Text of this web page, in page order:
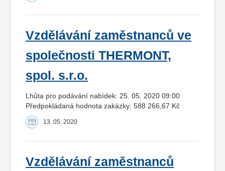
Vzdělávání zaměstnanců ve
společnosti THERMONT,
spol. s.r.o.
Lhůta pro podávání nabídek: 25. 05. 2020 09:00
Předpokládaná hodnota zakázky: 588 266,67 Kč
13. 05. 2020
Vzdělávání zaměstnanců